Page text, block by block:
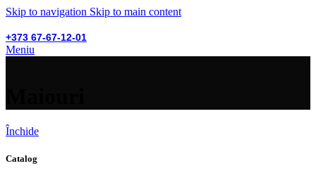
Skip to navigation Skip to main content
+373 67-67-12-01
Meniu
Închide
Catalog